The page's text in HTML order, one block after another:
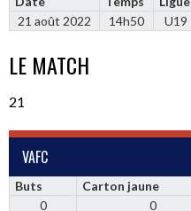
21 août 2022
14h50 U19
LE MATCH
21
VAFC
Buts Carton jaune
0
0